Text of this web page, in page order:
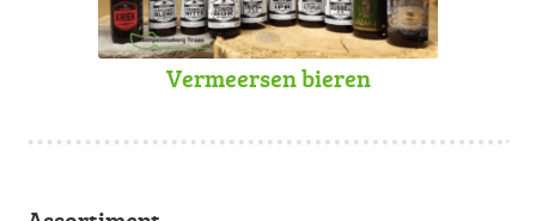
Vermeersen bieren